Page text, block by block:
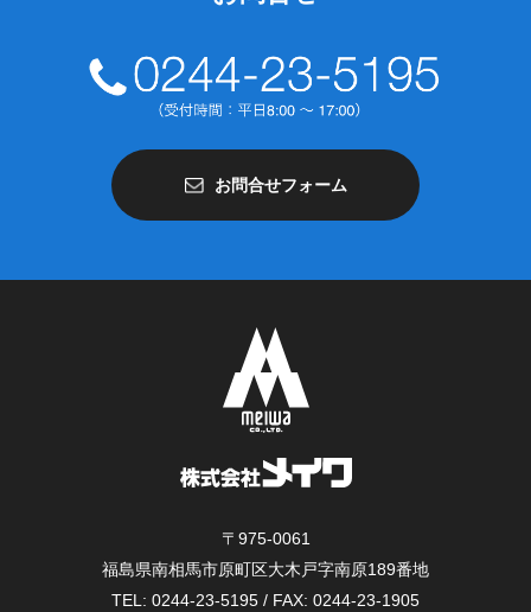
お問合せフォーム
〒975-0061
福島県南相馬市原町区大木戸字南原189番地
TEL: 0244-23-5195 / FAX: 0244-23-1905